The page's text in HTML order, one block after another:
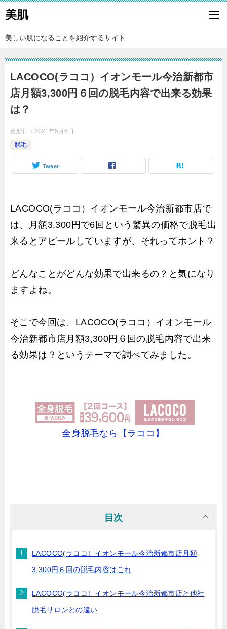
美肌
美しい肌になることを紹介するサイト
LACOCO(ラココ）イオンモール今治新都市
店月額3,300円６回の脱毛内容で出来る効果
は？
更新日： 2021年5月6日
脱毛
Tweet
LACOCO(ラココ）イオンモール今治新都市店で
は、月額3,300円で6回という驚異の価格で脱毛出
来るとアピールしていますが、それってホント？
どんなことがどんな効果で出来るの？と気になり
ますよね。
そこで今回は、LACOCO(ラココ）イオンモール
今治新都市店月額3,300円６回の脱毛内容で出来
る効果は？というテーマで調べてみました。
全身脱毛なら【ラココ】
目次
LACOCO(ラココ）イオンモール今治新都市店月額
3,300円６回の脱毛内容はこれ
LACOCO(ラココ）イオンモール今治新都市店と他社
脱毛サロンとの違い